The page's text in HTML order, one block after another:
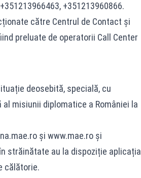
+351213960866.
către Centrul de Contact și
preluate de operatorii Call Center
deosebită, specială, cu
misiunii diplomatice a României la
și www.mae.roși
străinătate au la dispoziție aplicația
călătorie.